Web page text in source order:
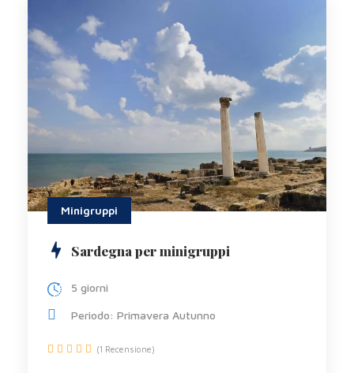
Minigruppi
Sardegna per minigruppi
5 giorni
Periodo: Primavera Autunno
(1 Recensione)